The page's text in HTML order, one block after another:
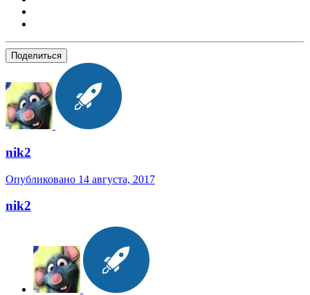
Поделиться
nik2
Опубликовано 14 августа, 2017
nik2